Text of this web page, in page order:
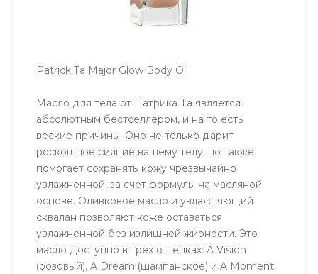
Patrick Ta Major Glow Body Oil
Масло для тела от Патрика Та является
абсолютным бестселлером, и на то есть
веские причины. Оно не только дарит
роскошное сияние вашему телу, но также
помогает сохранять кожу чрезвычайно
увлажненной, за счет формулы на масляной
основе. Оливковое масло и увлажняющий
сквалан позволяют коже оставаться
увлажненной без излишней жирности. Это
масло доступно в трех оттенках: A Vision
(розовый), A Dream (шампанское) и A Moment